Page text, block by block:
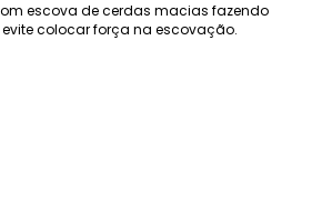
escova de cerdas macias fazendo
colocar força na escovação.